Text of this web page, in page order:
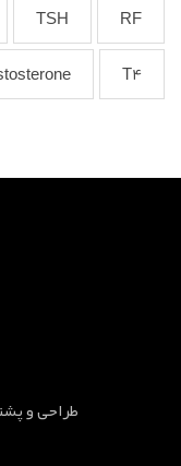
RF
TSH
T4
طراحی و